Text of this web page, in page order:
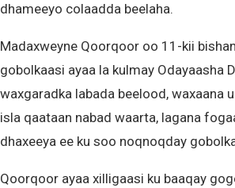
dhameeyo colaadda beelaha.
Madaxweyne Qoorqoor oo 11-kii
gobolkaasi ayaa la kulmay Odayaasha
waxgaradka labada beelood, waxaana
isla qaataan nabad waarta, lagana
dhaxeeya ee ku soo noqnoqday
Qoorqoor ayaa xilligaasi ku baaqay